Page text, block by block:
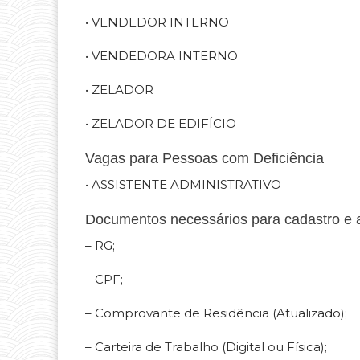
• VENDEDOR INTERNO
• VENDEDORA INTERNO
• ZELADOR
• ZELADOR DE EDIFÍCIO
Vagas para Pessoas com Deficiência
• ASSISTENTE ADMINISTRATIVO
Documentos necessários para cadastro e
– RG;
– CPF;
– Comprovante de Residência (Atualizado);
– Carteira de Trabalho (Digital ou Física);